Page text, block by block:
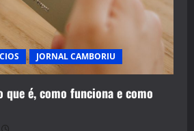
JORNAL CAMBORIU
que é, como funciona e como